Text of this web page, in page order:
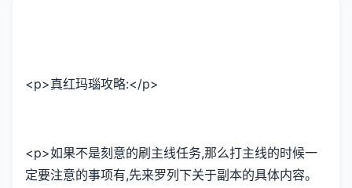
<p>真红玛瑙攻略:</p>
<p>如果不是刻意的刷主线任务,那么打主线的时候一
定要注意的事项有,先来罗列下关于副本的具体内容。